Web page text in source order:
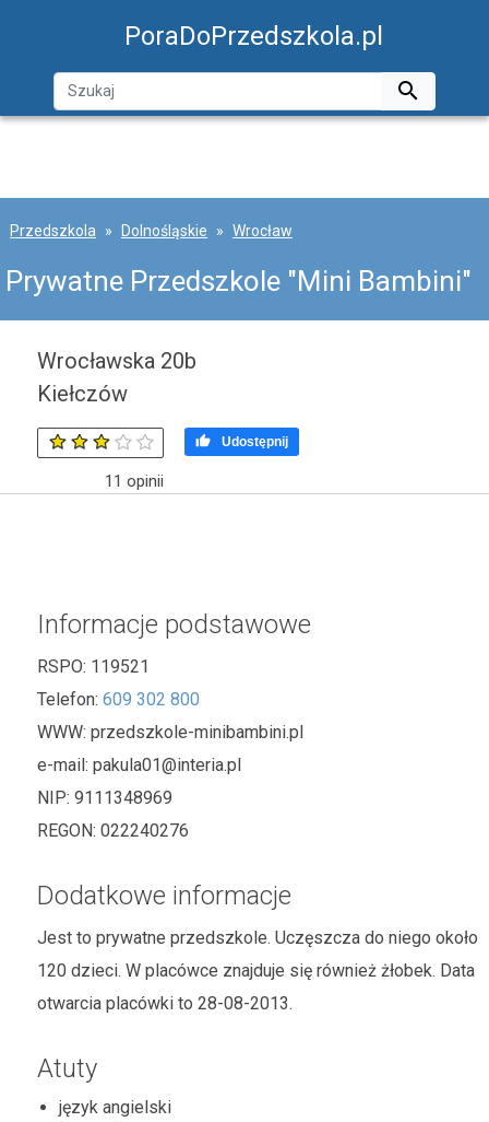
PoraDoPrzedszkola.pl

Przedszkola Dolnośląskie Wrocław
Prywatne Przedszkole "Mini Bambini"
Wrocławska 20b
Kiełczów
11 opinii
 Udostępnij
Informacje podstawowe
RSPO: 119521
Telefon: 609 302 800
WWW: przedszkole-minibambini.pl
e-mail: pakula01@interia.pl
NIP: 9111348969
REGON: 022240276
Dodatkowe informacje
Jest to prywatne przedszkole. Uczęszcza do niego około
120 dzieci. W placówce znajduje się również żłobek. Data
otwarcia placówki to 28-08-2013.
Atuty
język angielski